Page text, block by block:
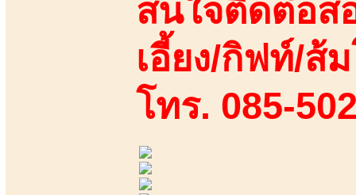
สนใจติดต่อส
เอี้ยง/กิฟท์/ส้
โทร. 085-